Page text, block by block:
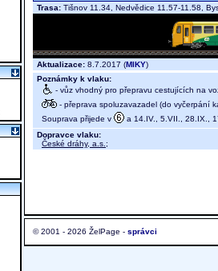
Trasa: Tišnov 11.34, Nedvědice 11.57-11.58,
Aktualizace: 8.7.2017 (MIKY)
Poznámky k vlaku:
- vůz vhodný pro přepravu cestujících na
- přeprava spoluzavazadel (do vyčerpání
Souprava přijede v
a 14.IV., 5.VII., 28.IX.,
Dopravce vlaku:
České dráhy, a.s. ;
© 2001 - 2026 ŽelPage - správci